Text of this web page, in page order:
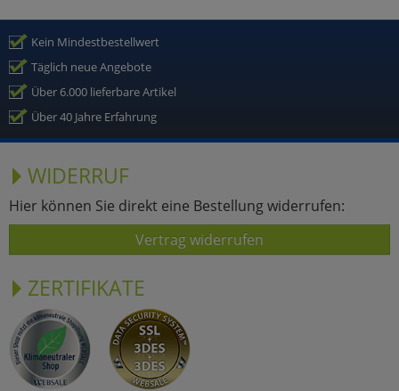
Kein Mindestbestellwert
Täglich neue Angebote
Über 6.000 lieferbare Artikel
Über 40 Jahre Erfahrung
WIDERRUF
Hier können Sie direkt eine Bestellung widerrufen:
Vertrag widerrufen
ZERTIFIKATE